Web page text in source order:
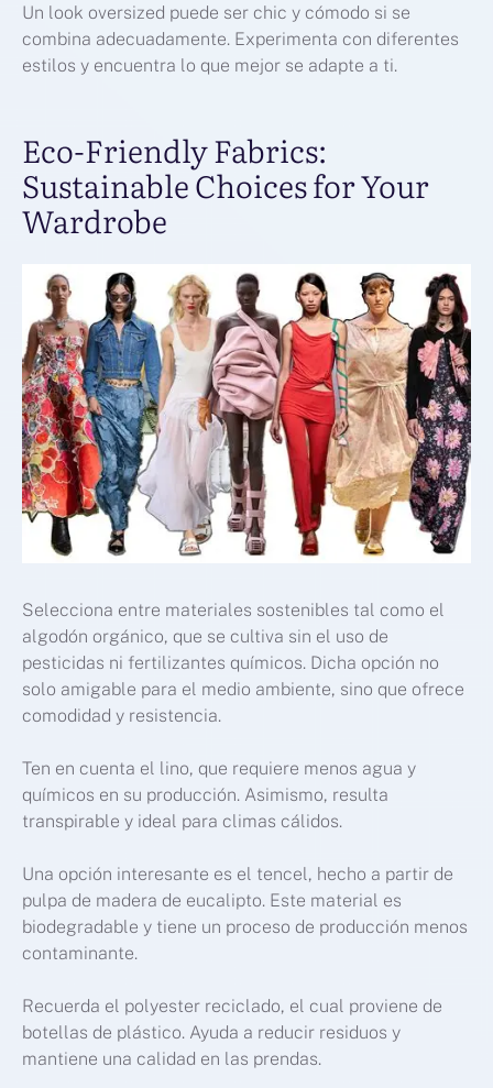
Un look oversized puede ser chic y cómodo si se
combina adecuadamente. Experimenta con diferentes
estilos y encuentra lo que mejor se adapte a ti.
Eco-Friendly Fabrics:
Sustainable Choices for Your
Wardrobe
Selecciona entre materiales sostenibles tal como el
algodón orgánico, que se cultiva sin el uso de
pesticidas ni fertilizantes químicos. Dicha opción no
solo amigable para el medio ambiente, sino que ofrece
comodidad y resistencia.
Ten en cuenta el lino, que requiere menos agua y
químicos en su producción. Asimismo, resulta
transpirable y ideal para climas cálidos.
Una opción interesante es el tencel, hecho a partir de
pulpa de madera de eucalipto. Este material es
biodegradable y tiene un proceso de producción menos
contaminante.
Recuerda el polyester reciclado, el cual proviene de
botellas de plástico. Ayuda a reducir residuos y
mantiene una calidad en las prendas.